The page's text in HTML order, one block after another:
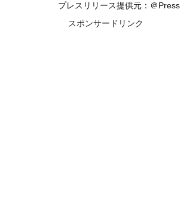
プレスリリース提供元：＠Press
スポンサードリンク